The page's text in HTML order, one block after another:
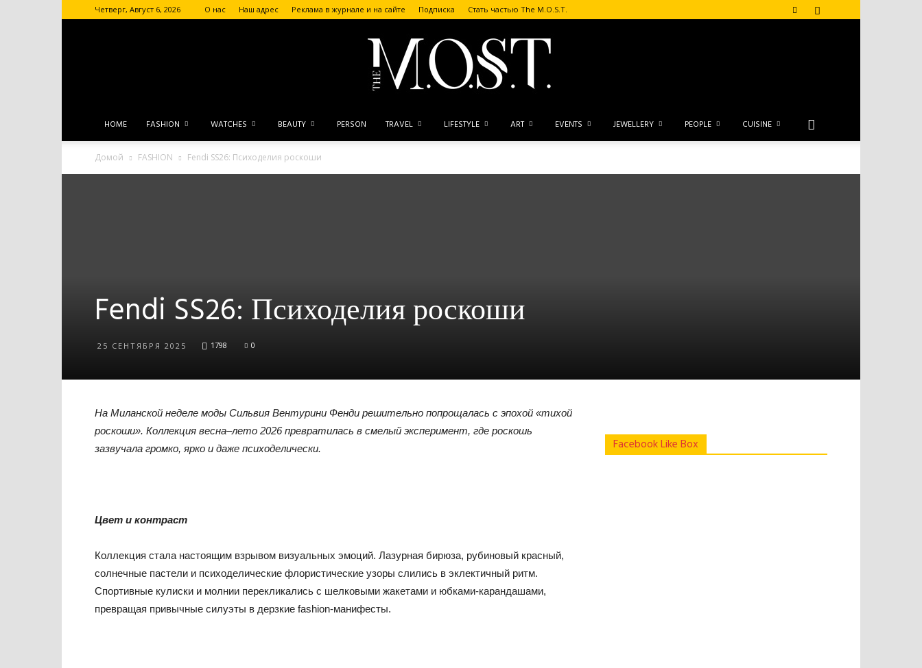
Четверг, Август 6, 2026 О нас Наш адрес Реклама в журнале и на сайте Подписка Стать частью The M.O.S.T.
The
HOME FASHION WATCHES BEAUTY PERSON TRAVEL LIFESTYLE ART EVENTS JEWELLERY PEOPLE CUISINE
Домой FASHION Fendi SS26: Психоделия роскоши
Fendi SS26: Психоделия роскоши
25 СЕНТЯБРЯ 2025 1798 0
На Миланской неделе моды Сильвия Вентурини Фенди решительно попрощалась с эпохой «тихой
роскоши». Коллекция весна–лето 2026 превратилась в смелый эксперимент, где роскошь
зазвучала громко, ярко и даже психоделически.
Цвет и контраст
Коллекция стала настоящим взрывом визуальных эмоций. Лазурная бирюза, рубиновый красный,
солнечные пастели и психоделические флористические узоры слились в эклектичный ритм.
Спортивные кулиски и молнии перекликались с шелковыми жакетами и юбками-карандашами,
превращая привычные силуэты в дерзкие fashion-манифесты.
Facebook Like Box